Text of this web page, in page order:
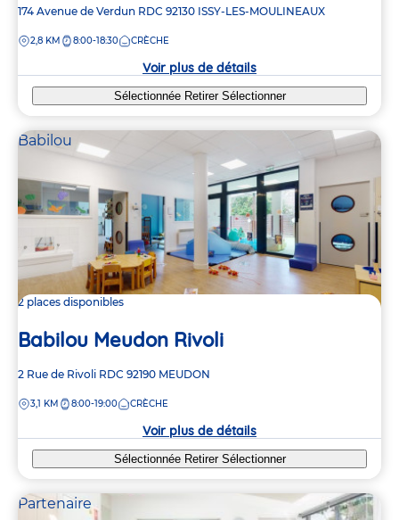
Adresse
la
174 Avenue de Verdun RDC 92130 ISSY-LES-MOULINEAUX
DISTANCE
2,8 KM 8:00-18:30 CRÈCHE
Voir plus de détails
Sélectionnée Retirer Sélectionner
Babilou
2 places disponibles
Babilou Meudon Rivoli
Adresse
la
2 Rue de Rivoli RDC 92190 MEUDON
DISTANCE
3,1 KM 8:00-19:00 CRÈCHE
Voir plus de détails
Sélectionnée Retirer Sélectionner
Partenaire